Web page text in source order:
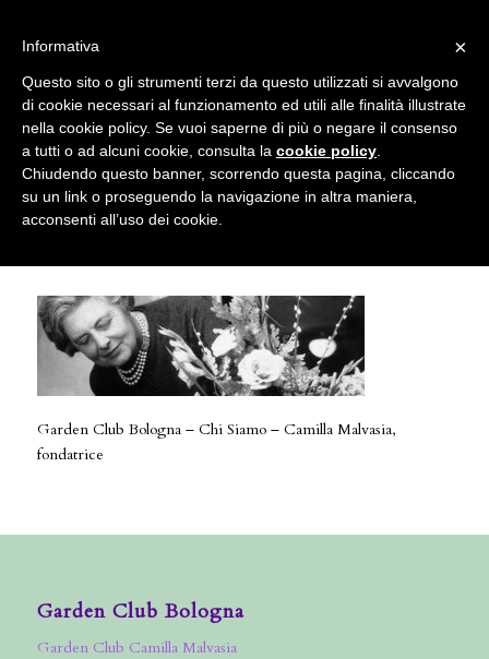
Garden Club Bologna – Chi Siamo –
Camilla Malvasia, fondatrice
Garden Club Bologna – Chi Siamo – Camilla Malvasia,
fondatrice
Garden Club Bologna
Garden Club Camilla Malvasia
accetta l'uso dei cookies previsto nella pagina dedicata.
Fai clic per abilitare/disabilitare il tracciamento di
Google Analytics.
OK Privacy e cookie policy
×
Informativa
Questo sito o gli strumenti terzi da questo utilizzati si avvalgono
di cookie necessari al funzionamento ed utili alle finalità illustrate
nella cookie policy. Se vuoi saperne di più o negare il consenso
a tutti o ad alcuni cookie, consulta la cookie policy
Chiudendo questo banner, scorrendo questa pagina, cliccando
su un link o proseguendo la navigazione in altra maniera,
acconsenti all’uso dei cookie.